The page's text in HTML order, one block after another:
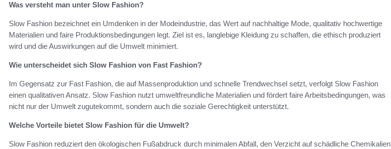
Was versteht man unter Slow Fashion?
Slow Fashion bezeichnet ein Umdenken in der Modeindustrie, das Wert auf nachhaltige Mode, qualitativ hochwertige
Materialien und faire Produktionsbedingungen legt. Ziel ist es, langlebige Kleidung zu schaffen, die ethisch produziert
wird und die Auswirkungen auf die Umwelt minimiert.
Wie unterscheidet sich Slow Fashion von Fast Fashion?
Im Gegensatz zur Fast Fashion, die auf Massenproduktion und schnelle Trendwechsel setzt, verfolgt Slow Fashion
einen qualitativen Ansatz. Slow Fashion nutzt umweltfreundliche Materialien und fördert faire Arbeitsbedingungen, was
nicht nur der Umwelt zugutekommt, sondern auch die soziale Gerechtigkeit unterstützt.
Welche Vorteile bietet Slow Fashion für die Umwelt?
Slow Fashion reduziert den ökologischen Fußabdruck durch minimalen Abfall, den Verzicht auf schädliche Chemikalien